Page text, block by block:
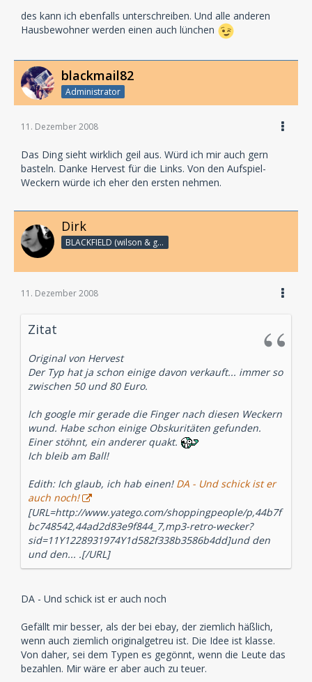
des kann ich ebenfalls unterschreiben. Und alle anderen
Hausbewohner werden einen auch lünchen
blackmail82
Administrator
11. Dezember 2008
Das Ding sieht wirklich geil aus. Würd ich mir auch gern
basteln. Danke Hervest für die Links. Von den Aufspiel-
Weckern würde ich eher den ersten nehmen.
Dirk
BLACKFIELD (wilson & geffen)
11. Dezember 2008
Zitat
Original von Hervest
Der Typ hat ja schon einige davon verkauft... immer so
zwischen 50 und 80 Euro.
Ich google mir gerade die Finger nach diesen Weckern
wund. Habe schon einige Obskuritäten gefunden.
Einer stöhnt, ein anderer quakt.
Ich bleib am Ball!
Edith: Ich glaub, ich hab einen! DA - Und schick ist er
auch noch!
[URL=http://www.yatego.com/shoppingpeople/p,44b7f
bc748542,44ad2d83e9f844_7,mp3-retro-wecker?
sid=11Y1228931974Y1d582f338b3586b4dd]und den
und den... .[/URL]
DA - Und schick ist er auch noch
Gefällt mir besser, als der bei ebay, der ziemlich häßlich,
wenn auch ziemlich originalgetreu ist. Die Idee ist klasse.
Von daher, sei dem Typen es gegönnt, wenn die Leute das
bezahlen. Mir wäre er aber auch zu teuer.